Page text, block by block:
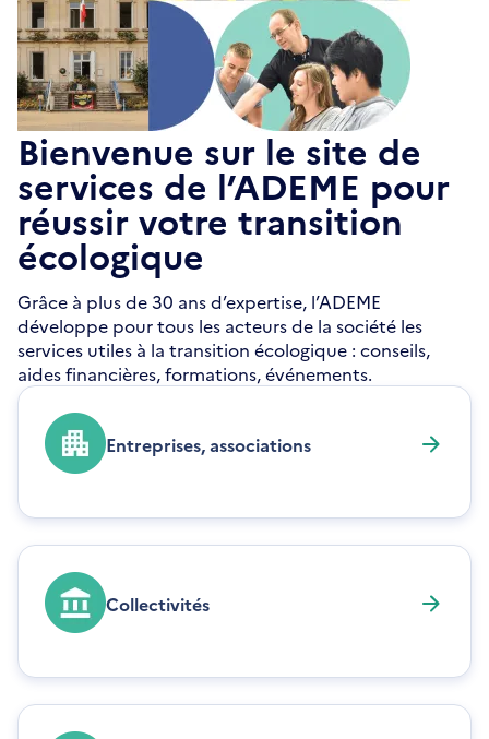
Bienvenue sur le site de
services de l’ADEME pour
réussir votre transition
écologique
Grâce à plus de 30 ans d’expertise, l’ADEME
développe pour tous les acteurs de la société les
services utiles à la transition écologique : conseils,
aides financières, formations, événements.
Entreprises, associations
Collectivités